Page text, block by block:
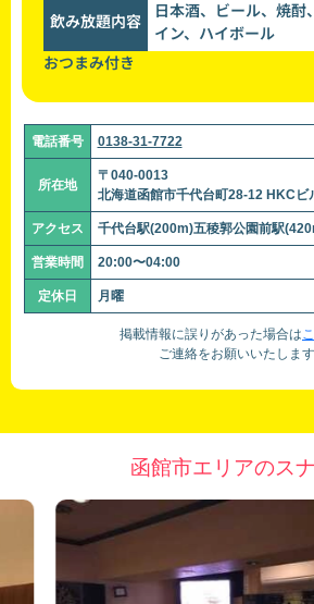
飲み放題内容
日本酒、ビール、焼酎
イン、ハイボール
おつまみ付き
電話番号 0138-31-7722
所在地
〒040-0013
北海道函館市千代台町28-12 HKCビ
アクセス 千代台駅(200m)五稜郭公園前駅
営業時間 20:00〜04:00
定休日 月曜
掲載情報に誤りがあった場合は
ご連絡をお願いいたします
函館市エリアのス